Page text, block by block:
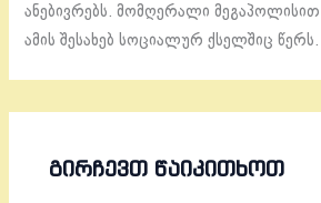
ანებივრებს. მომღერალი
ამის შესახებ სოციალურ ქსელშიც წერს.
ᲒᲘᲠᲩᲔᲕᲗ ᲬᲐᲘᲙᲘᲗᲮᲝᲗ